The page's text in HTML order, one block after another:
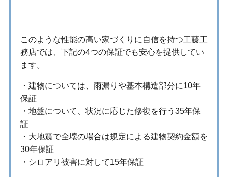
このような性能の高い家づくりに自信を持つ工藤工
務店では、下記の4つの保証でも安心を提供してい
ます。
・建物については、雨漏りや基本構造部分に10年
保証
・地盤について、状況に応じた修復を行う35年保
証
・大地震で全壊の場合は規定による建物契約金額を
30年保証
・シロアリ被害に対して15年保証